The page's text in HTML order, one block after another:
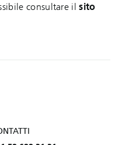
consultare ilsito